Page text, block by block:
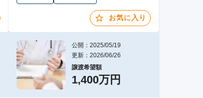
お気に入り
公開：2025/05/19
更新：2026/06/26
譲渡希望額
1,400万円